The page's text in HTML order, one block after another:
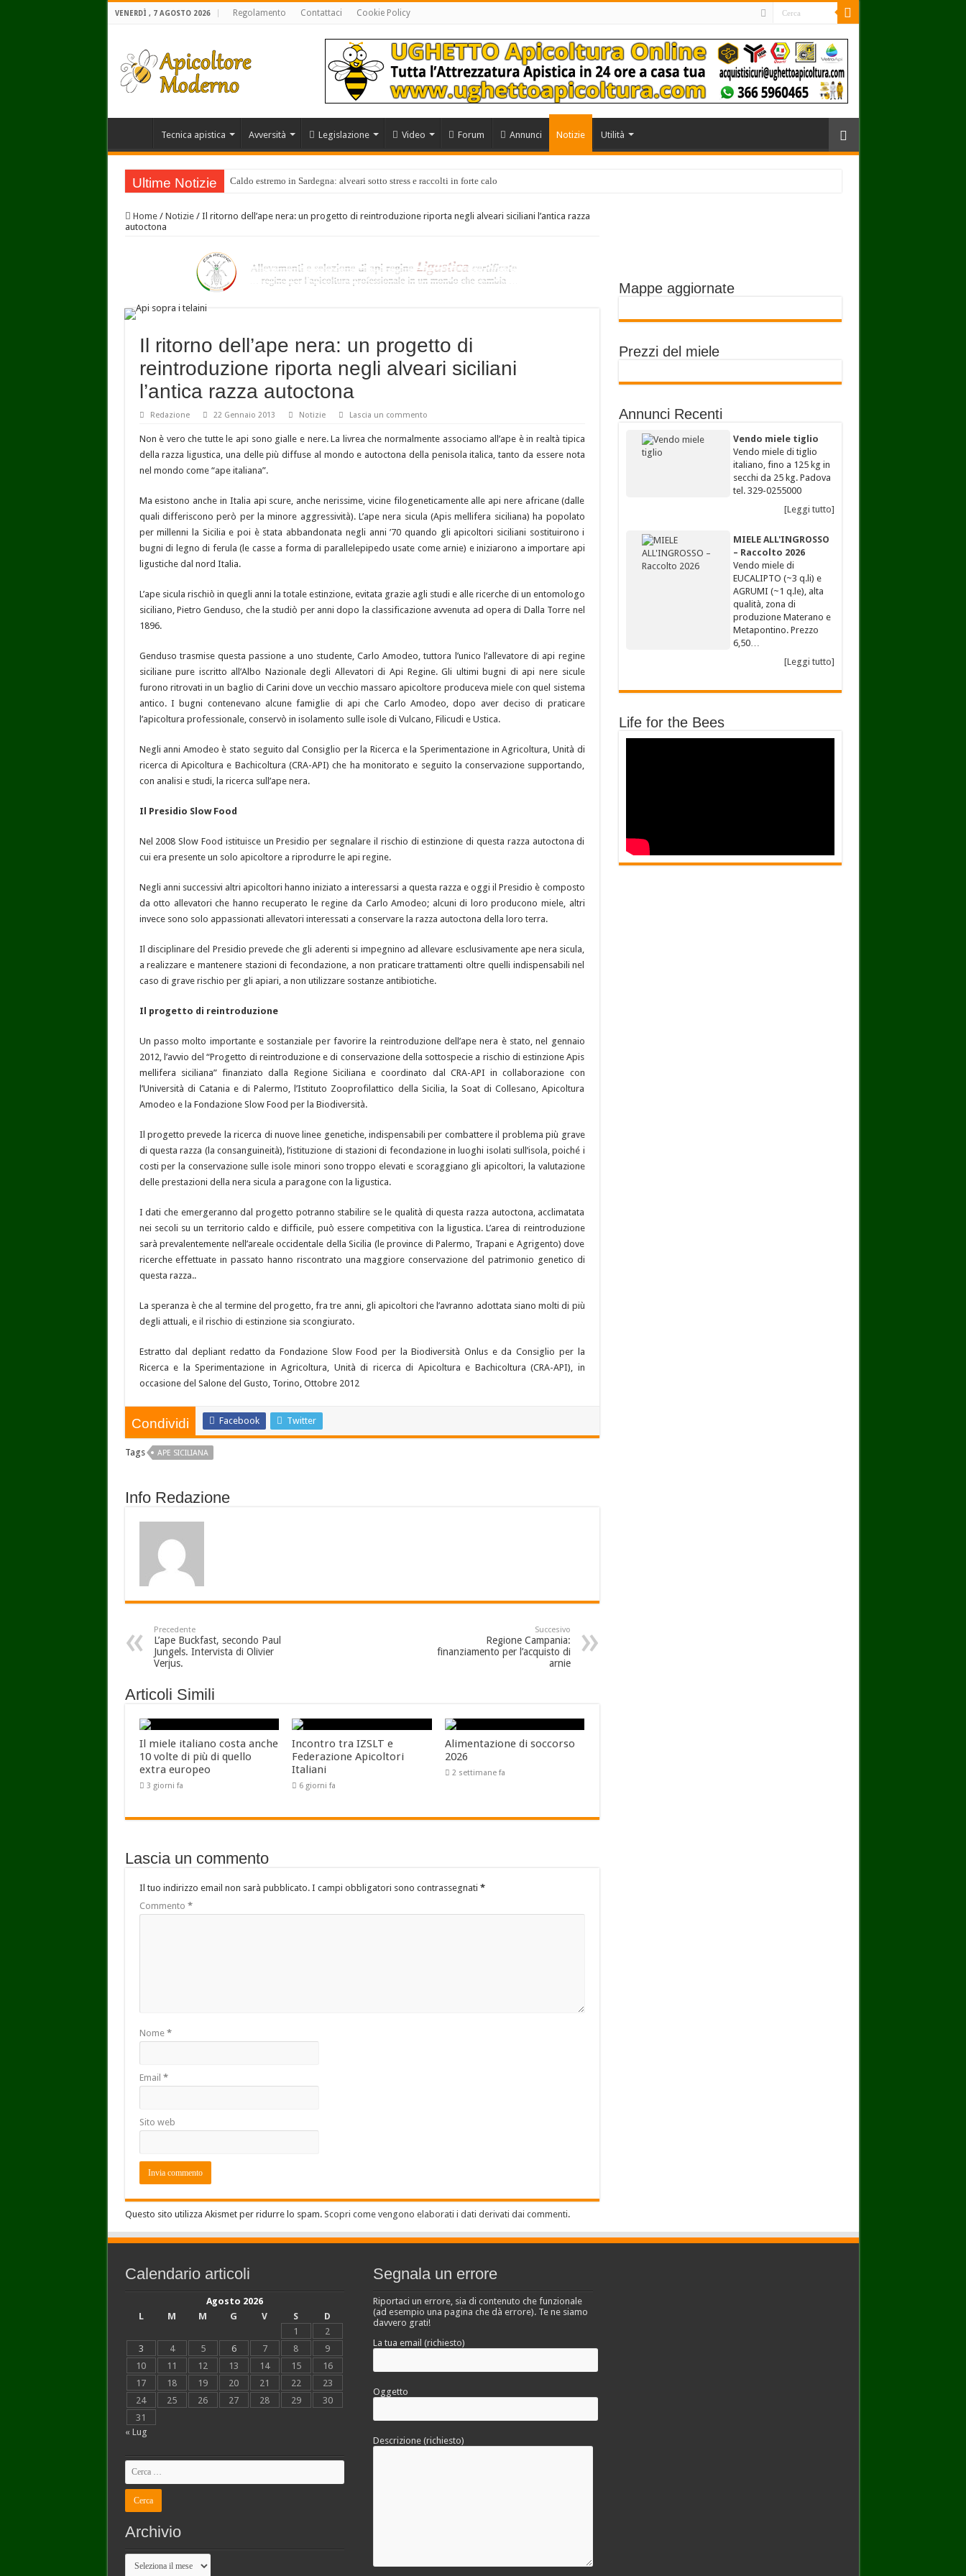
VENERDÌ , 7 AGOSTO 2026 Regolamento Contattaci Cookie Policy
Tecnica apistica Avversità Legislazione Video Forum Annunci Notizie Utilità
Ultime Notizie Caldo estremo in Sardegna: alveari sotto stress e raccolti in forte calo
Home / Notizie / Il ritorno dell’ape nera: un progetto di reintroduzione riporta negli alveari siciliani l’antica razza
autoctona
Il ritorno dell’ape nera: un progetto di
reintroduzione riporta negli alveari siciliani
l’antica razza autoctona
Redazione 22 Gennaio 2013 Notizie Lascia un commento
Non è vero che tutte le api sono gialle e nere. La livrea che normalmente associamo all’ape è in realtà tipica
della razza ligustica, una delle più diffuse al mondo e autoctona della penisola italica, tanto da essere nota
nel mondo come “ape italiana”.
Ma esistono anche in Italia api scure, anche nerissime, vicine filogeneticamente alle api nere africane (dalle
quali differiscono però per la minore aggressività). L’ape nera sicula (Apis mellifera siciliana) ha popolato
per millenni la Sicilia e poi è stata abbandonata negli anni ’70 quando gli apicoltori siciliani sostituirono i
bugni di legno di ferula (le casse a forma di parallelepipedo usate come arnie) e iniziarono a importare api
ligustiche dal nord Italia.
L’ape sicula rischiò in quegli anni la totale estinzione, evitata grazie agli studi e alle ricerche di un entomologo
siciliano, Pietro Genduso, che la studiò per anni dopo la classificazione avvenuta ad opera di Dalla Torre nel
1896.
Genduso trasmise questa passione a uno studente, Carlo Amodeo, tuttora l’unico l’allevatore di api regine
siciliane pure iscritto all’Albo Nazionale degli Allevatori di Api Regine. Gli ultimi bugni di api nere sicule
furono ritrovati in un baglio di Carini dove un vecchio massaro apicoltore produceva miele con quel sistema
antico. I bugni contenevano alcune famiglie di api che Carlo Amodeo, dopo aver deciso di praticare
l’apicoltura professionale, conservò in isolamento sulle isole di Vulcano, Filicudi e Ustica.
Negli anni Amodeo è stato seguito dal Consiglio per la Ricerca e la Sperimentazione in Agricoltura, Unità di
ricerca di Apicoltura e Bachicoltura (CRA-API) che ha monitorato e seguito la conservazione supportando,
con analisi e studi, la ricerca sull’ape nera.
Il Presidio Slow Food
Nel 2008 Slow Food istituisce un Presidio per segnalare il rischio di estinzione di questa razza autoctona di
cui era presente un solo apicoltore a riprodurre le api regine.
Negli anni successivi altri apicoltori hanno iniziato a interessarsi a questa razza e oggi il Presidio è composto
da otto allevatori che hanno recuperato le regine da Carlo Amodeo; alcuni di loro producono miele, altri
invece sono solo appassionati allevatori interessati a conservare la razza autoctona della loro terra.
Il disciplinare del Presidio prevede che gli aderenti si impegnino ad allevare esclusivamente ape nera sicula,
a realizzare e mantenere stazioni di fecondazione, a non praticare trattamenti oltre quelli indispensabili nel
caso di grave rischio per gli apiari, a non utilizzare sostanze antibiotiche.
Il progetto di reintroduzione
Un passo molto importante e sostanziale per favorire la reintroduzione dell’ape nera è stato, nel gennaio
2012, l’avvio del “Progetto di reintroduzione e di conservazione della sottospecie a rischio di estinzione Apis
mellifera siciliana” finanziato dalla Regione Siciliana e coordinato dal CRA-API in collaborazione con
l’Università di Catania e di Palermo, l’Istituto Zooprofilattico della Sicilia, la Soat di Collesano, Apicoltura
Amodeo e la Fondazione Slow Food per la Biodiversità.
Il progetto prevede la ricerca di nuove linee genetiche, indispensabili per combattere il problema più grave
di questa razza (la consanguineità), l’istituzione di stazioni di fecondazione in luoghi isolati sull’isola, poiché i
costi per la conservazione sulle isole minori sono troppo elevati e scoraggiano gli apicoltori, la valutazione
delle prestazioni della nera sicula a paragone con la ligustica.
I dati che emergeranno dal progetto potranno stabilire se le qualità di questa razza autoctona, acclimatata
nei secoli su un territorio caldo e difficile, può essere competitiva con la ligustica. L’area di reintroduzione
sarà prevalentemente nell’areale occidentale della Sicilia (le province di Palermo, Trapani e Agrigento) dove
ricerche effettuate in passato hanno riscontrato una maggiore conservazione del patrimonio genetico di
questa razza..
La speranza è che al termine del progetto, fra tre anni, gli apicoltori che l’avranno adottata siano molti di più
degli attuali, e il rischio di estinzione sia scongiurato.
Estratto dal depliant redatto da Fondazione Slow Food per la Biodiversità Onlus e da Consiglio per la
Ricerca e la Sperimentazione in Agricoltura, Unità di ricerca di Apicoltura e Bachicoltura (CRA-API), in
occasione del Salone del Gusto, Torino, Ottobre 2012
Condividi Facebook Twitter
Tags APE SICILIANA
Info Redazione
Precedente
L’ape Buckfast, secondo Paul
Jungels. Intervista di Olivier
Verjus.
Succesivo
Regione Campania:
finanziamento per l’acquisto di
arnie
Articoli Simili
Il miele italiano costa anche
10 volte di più di quello
extra europeo
3 giorni fa
Incontro tra IZSLT e
Federazione Apicoltori
Italiani
6 giorni fa
Alimentazione di soccorso
2026
2 settimane fa
Lascia un commento
Il tuo indirizzo email non sarà pubblicato. I campi obbligatori sono contrassegnati *
Commento *
Nome *
Email *
Sito web
Questo sito utilizza Akismet per ridurre lo spam. Scopri come vengono elaborati i dati derivati dai commenti.
Mappe aggiornate
Prezzi del miele
Annunci Recenti
Vendo miele tiglio
Vendo miele di tiglio
italiano, fino a 125 kg in
secchi da 25 kg. Padova
tel. 329-0255000
[Leggi tutto]
MIELE ALL'INGROSSO
– Raccolto 2026
Vendo miele di
EUCALIPTO (~3 q.li) e
AGRUMI (~1 q.le), alta
qualità, zona di
produzione Materano e
Metapontino. Prezzo
6,50…
[Leggi tutto]
Life for the Bees
Calendario articoli
Agosto 2026
L
M M G V S
D
1
2
3
4 5 6 7 8
9
10
11 12 13 14 15
16
17
18 19 20 21 22
23
24
25 26 27 28 29
30
31
« Lug
Archivio
Archivio
Segnala un errore
Riportaci un errore, sia di contenuto che funzionale
(ad esempio una pagina che dà errore). Te ne siamo
davvero grati!
La tua email (richiesto)
Oggetto
Descrizione (richiesto)